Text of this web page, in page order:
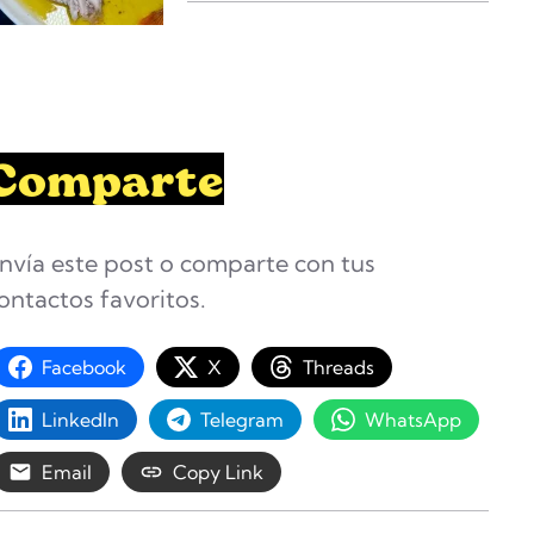
este post o comparte con tus
favoritos.
Facebook X Threads
LinkedIn Telegram WhatsApp
Email Copy Link